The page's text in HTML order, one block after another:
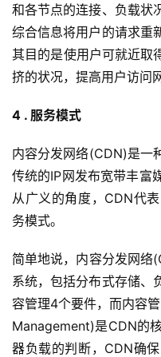
和各节点的连接、负载状
综合信息将用户的请求重
其目的是使用户可就近取
挤的状况，提高用户访问
4 . 服务模式
内容分发网络(CDN)是一
传统的IP网发布宽带丰富
从广义的角度，CDN代
务模式。
简单地说，内容分发网络
系统，包括分布式存储、
容管理4个要件，而内容
Management)是CDN的
器负载的判断，CDN确